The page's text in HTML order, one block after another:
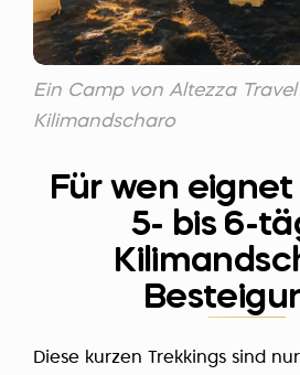
Ein Camp von Altezza
Kilimandscharo
Für wen
5- bis 6-
Diese kurzen Trekkings sind